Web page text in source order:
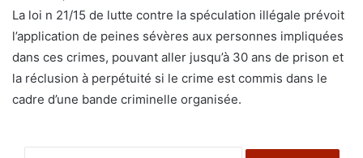
La loi n 21/15 de lutte contre la spéculation illégale prévoit
l’application de peines sévères aux personnes impliquées
dans ces crimes, pouvant aller jusqu’à 30 ans de prison et
la réclusion à perpétuité si le crime est commis dans le
cadre d’une bande criminelle organisée.